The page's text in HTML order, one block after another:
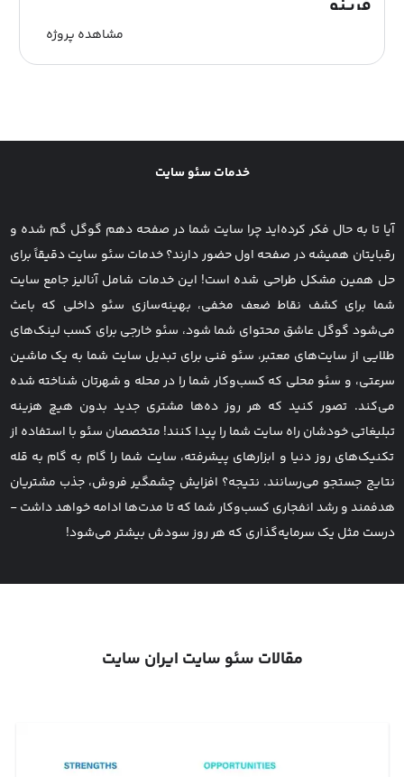
فرینو
شرکت پارس طب فرینو در سال 1385 در زمینه تولیدات
شرکت ها فقط...
مشاهده پروژه
خدمات سئو سایت
آیا تا به حال فکر کرده‌اید چرا سایت شما در صفحه دهم گوگل گم شده و
رقبایتان همیشه در صفحه اول حضور دارند؟ خدمات سئو سایت دقیقاً برای
حل همین مشکل طراحی شده است! این خدمات شامل آنالیز جامع سایت
شما برای کشف نقاط ضعف مخفی، بهینه‌سازی سئو داخلی که باعث
می‌شود گوگل عاشق محتوای شما شود، سئو خارجی برای کسب لینک‌های
طلایی از سایت‌های معتبر، سئو فنی برای تبدیل سایت شما به یک ماشین
سرعتی، و سئو محلی که کسب‌وکار شما را در محله و شهرتان شناخته شده
می‌کند. تصور کنید که هر روز ده‌ها مشتری جدید بدون هیچ هزینه
تبلیغاتی خودشان راه سایت شما را پیدا کنند! متخصصان سئو با استفاده از
تکنیک‌های روز دنیا و ابزارهای پیشرفته، سایت شما را گام به گام به قله
نتایج جستجو می‌رسانند. نتیجه؟ افزایش چشمگیر فروش، جذب مشتریان
هدفمند و رشد انفجاری کسب‌وکار شما که تا مدت‌ها ادامه خواهد داشت -
درست مثل یک سرمایه‌گذاری که هر روز سودش بیشتر می‌شود!
مقالات سئو سایت ایران سایت